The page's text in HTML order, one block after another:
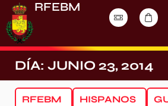
RFEBM
DÍA: JUNIO 23, 2014
RFEBM HISPANOS